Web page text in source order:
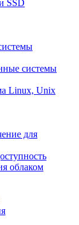
SSD
системы
Linux, Unix
для
облаком